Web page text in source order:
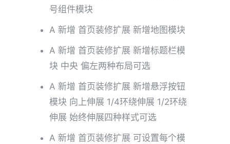
号组件模块
A 新增 首页装修扩展 新增地图模块
A 新增 首页装修扩展 新增标题栏模
块 中央 偏左两种布局可选
A 新增 首页装修扩展 新增悬浮按钮
模块 向上伸展 1/4环绕伸展 1/2环绕
伸展 始终伸展四种样式可选
A 新增 首页装修扩展 可设置每个模